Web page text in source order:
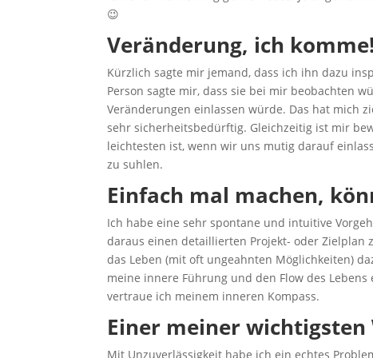
😉
Veränderung, ich komme!
Kürzlich sagte mir jemand, dass ich ihn dazu
Person sagte mir, dass sie bei mir beobachten
Veränderungen einlassen würde. Das hat mich
sehr sicherheitsbedürftig. Gleichzeitig ist mir
leichtesten ist, wenn wir uns mutig darauf
zu suhlen.
Einfach mal machen,
Ich habe eine sehr spontane und intuitive
daraus einen detaillierten Projekt- oder Zielplan
das Leben (mit oft ungeahnten Möglichkeiten)
meine innere Führung und den Flow des
vertraue ich meinem inneren Kompass.
Einer meiner wichtigsten
Mit Unzuverlässigkeit habe ich ein echtes